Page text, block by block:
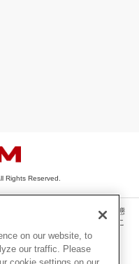
Rights Reserved.
真・動画・音声等を、手段や形態
製、転載、ファイル化などするこ
けない場合があります。
on our website, to
our traffic. Please